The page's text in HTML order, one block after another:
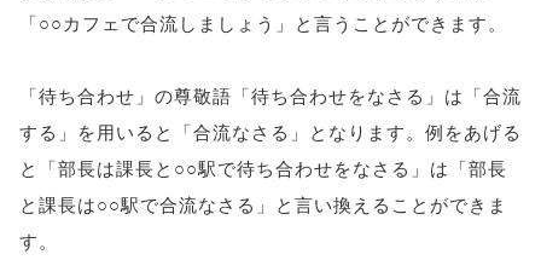
「○○カフェで合流しましょう」と言うことができます。
「待ち合わせ」の尊敬語「待ち合わせをなさる」は「合流
する」を用いると「合流なさる」となります。例をあげる
と「部長は課長と○○駅で待ち合わせをなさる」は「部長
と課長は○○駅で合流なさる」と言い換えることができま
す。